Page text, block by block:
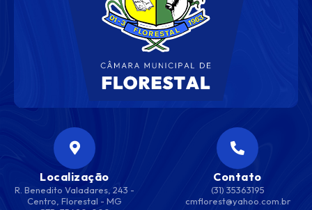
Localização
R. Benedito Valadares, 243 -
Centro, Florestal - MG
Contato
(31) 35363195
cmflorest@yahoo.com.br